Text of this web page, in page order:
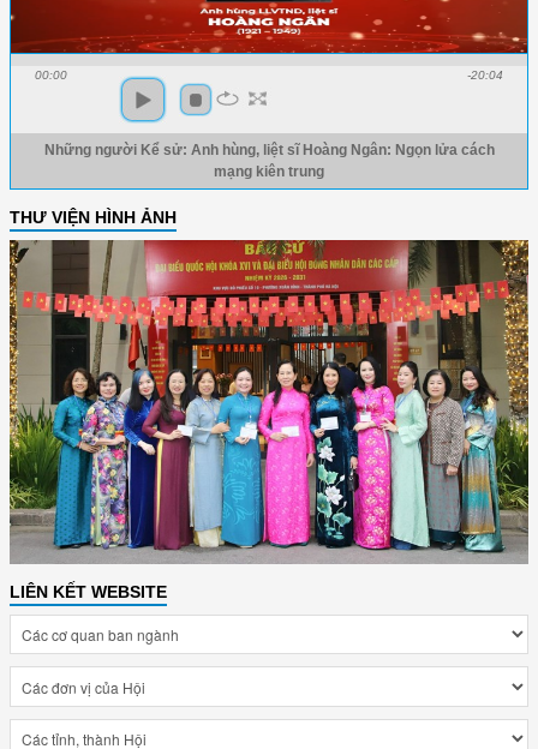
00:00 -20:04
Những người Kể sử: Anh hùng, liệt sĩ Hoàng Ngân: Ngọn lửa cách
mạng kiên trung
THƯ VIỆN HÌNH ẢNH
LIÊN KẾT WEBSITE